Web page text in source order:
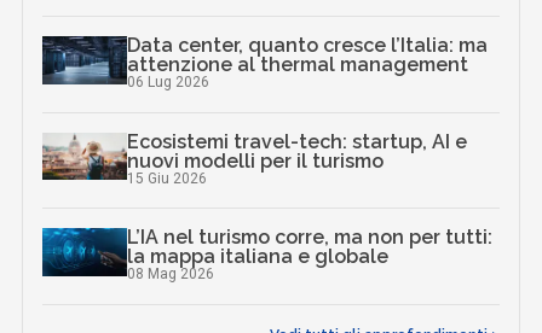
Data center, quanto cresce l’Italia: ma
attenzione al thermal management
06 Lug 2026
Ecosistemi travel-tech: startup, AI e
nuovi modelli per il turismo
15 Giu 2026
L’IA nel turismo corre, ma non per tutti:
la mappa italiana e globale
08 Mag 2026